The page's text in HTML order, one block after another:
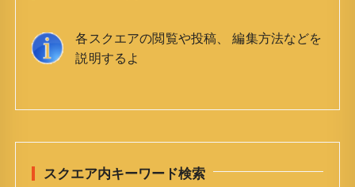
各スクエアの閲覧や投稿、 編集方法などを
説明するよ
スクエア内キーワード検索